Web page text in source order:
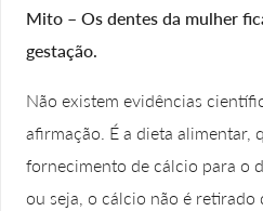
Mito – Os dentes da mulher
gestação.
Não existem evidências
afirmação. É a dieta alimentar,
fornecimento de cálcio para o
ou seja, o cálcio não é